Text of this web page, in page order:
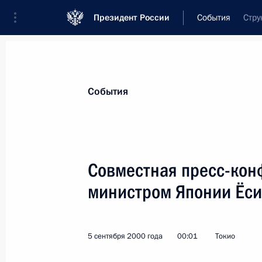
Президент России События
Новости
Послания Федеральному Собранию
Заявления по важнейшим вопросам
Речи и обращения
События
Совместная пресс-
министром Японии
5 сентября 2000 года 00:01 Токио